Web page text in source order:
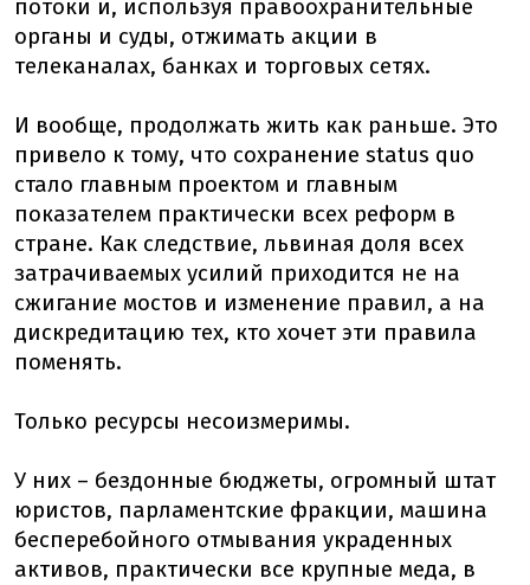
потоки и, используя правоохранительные
органы и суды, отжимать акции в
телеканалах, банках и торговых сетях.
И вообще, продолжать жить как раньше. Это
привело к тому, что сохранение status quo
стало главным проектом и главным
показателем практически всех реформ в
стране. Как следствие, львиная доля всех
затрачиваемых усилий приходится не на
сжигание мостов и изменение правил, а на
дискредитацию тех, кто хочет эти правила
поменять.
Только ресурсы несоизмеримы.
У них – бездонные бюджеты, огромный штат
юристов, парламентские фракции, машина
бесперебойного отмывания украденных
активов, практически все крупные меда, в